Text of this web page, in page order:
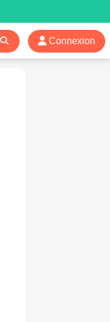
Connexion